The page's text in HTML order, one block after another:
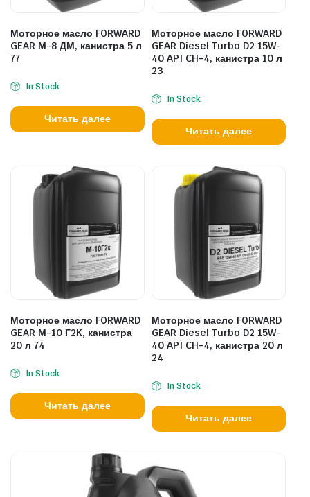
Моторное масло FORWARD
GEAR М-8 ДМ, канистра 5 л
77
In Stock
Читать далее
Моторное масло FORWARD
GEAR Diesel Turbo D2 15W-
40 API CH-4, канистра 10 л
23
In Stock
Читать далее
Моторное масло FORWARD
GEAR М-10 Г2К, канистра
20 л 74
In Stock
Читать далее
Моторное масло FORWARD
GEAR Diesel Turbo D2 15W-
40 API CH-4, канистра 20 л
24
In Stock
Читать далее